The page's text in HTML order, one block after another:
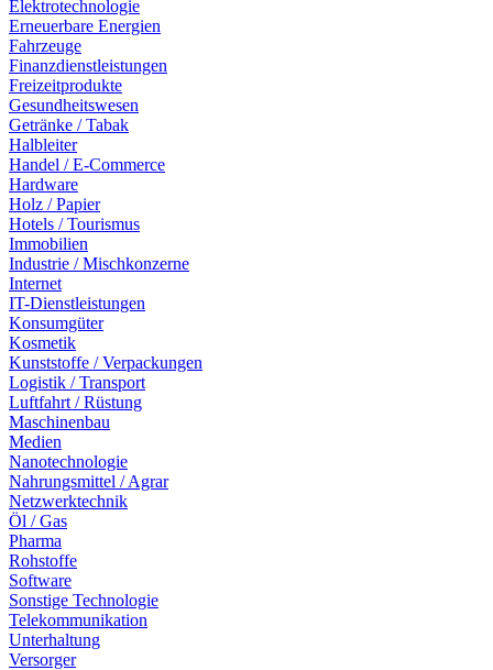
Elektrotechnologie
Erneuerbare Energien
Fahrzeuge
Finanzdienstleistungen
Freizeitprodukte
Gesundheitswesen
Getränke / Tabak
Halbleiter
Handel / E-Commerce
Hardware
Holz / Papier
Hotels / Tourismus
Immobilien
Industrie / Mischkonzerne
Internet
IT-Dienstleistungen
Konsumgüter
Kosmetik
Kunststoffe / Verpackungen
Logistik / Transport
Luftfahrt / Rüstung
Maschinenbau
Medien
Nanotechnologie
Nahrungsmittel / Agrar
Netzwerktechnik
Öl / Gas
Pharma
Rohstoffe
Software
Sonstige Technologie
Telekommunikation
Unterhaltung
Versorger